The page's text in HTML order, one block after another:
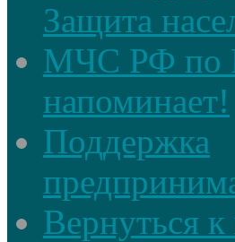
Защита
МЧС РФ по
напоминает!
Поддержка
Вернуться к